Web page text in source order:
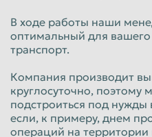
В ходе работы наши
оптимальный для
транспорт.
Компания производит
круглосуточно, поэтому
подстроиться под нужды
если, к примеру, днем
операций на